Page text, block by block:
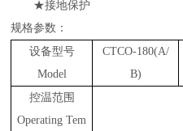
★接地保护
规格参数：
设备型号
Model
CTCO-180(A/
B)
控温范围
Operating Tem